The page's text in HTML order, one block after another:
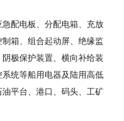
配电板、分配电箱、充放
箱、组合起动屏、绝缘监
极保护装置、横向补给装
统等船用电器及陆用高低
平台、港口、码头、工矿